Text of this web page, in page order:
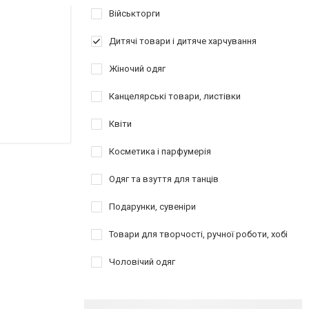
Військторги
Дитячі товари і дитяче харчування
Жіночий одяг
Канцелярські товари, листівки
Квіти
Косметика і парфумерія
Одяг та взуття для танців
Подарунки, сувеніри
Товари для творчості, ручної роботи, хобі
Чоловічий одяг